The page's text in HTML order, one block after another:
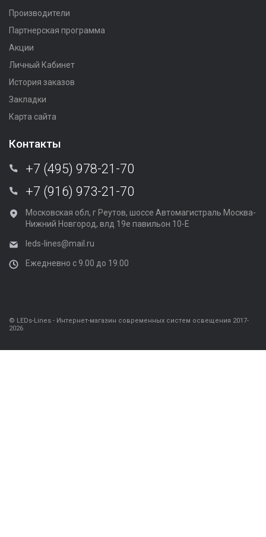
Производители
Партнерская программа
Акции
Личный Кабинет
История заказов
Закладки
Карта сайта
Контакты
+7 (495) 978-21-70
+7 (916) 973-21-70
Московская обл, г Реутов, шоссе Автомагистраль Москва-
Нижний Новгород, влд 19е павильон 10-Е
leds-lines@mail.ru
Ежедневно с 9.00 до 19.00
© LEDs-Lines - Интернет-магазин современных систем освещения 2017-
2026